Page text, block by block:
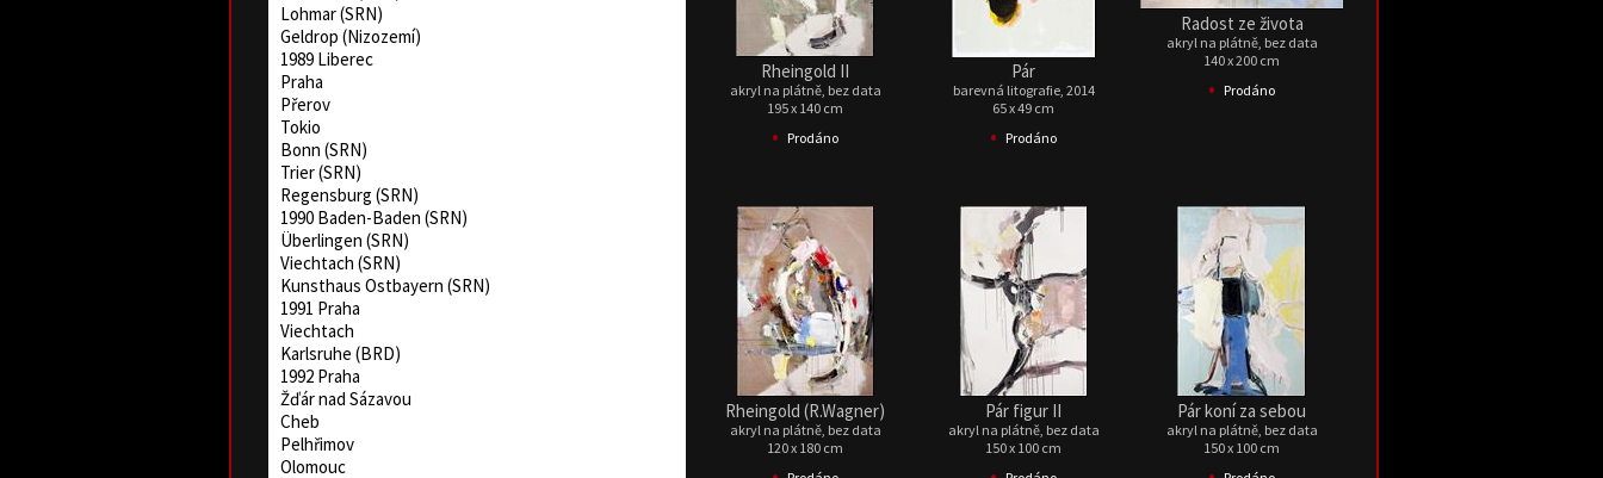
Lohmar (SRN)
Geldrop (Nizozemí)
1989 Liberec
Praha
Přerov
Tokio
Bonn (SRN)
Trier (SRN)
Regensburg (SRN)
1990 Baden-Baden (SRN)
Überlingen (SRN)
Viechtach (SRN)
Kunsthaus Ostbayern (SRN)
1991 Praha
Viechtach
Karlsruhe (BRD)
1992 Praha
Žďár nad Sázavou
Cheb
Pelhřimov
Olomouc
Rheingold II
akryl na plátně, bez data
195 x 140 cm
• Prodáno
Pár
barevná litografie, 2014
65 x 49 cm
• Prodáno
Radost ze života
akryl na plátně, bez data
140 x 200 cm
• Prodáno
Rheingold (R.Wagner)
akryl na plátně, bez data
120 x 180 cm
Pár figur II
akryl na plátně, bez data
150 x 100 cm
Pár koní za sebou
akryl na plátně, bez data
150 x 100 cm